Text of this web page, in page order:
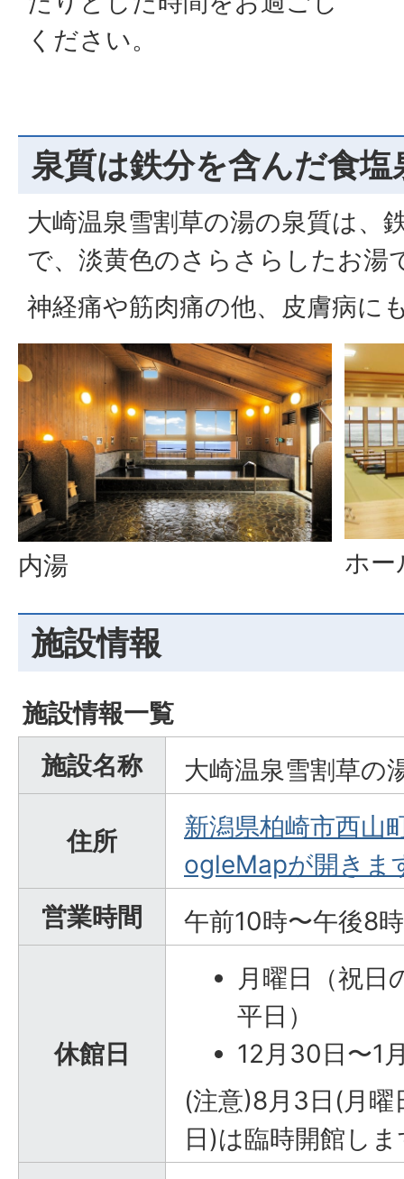
ください。
泉質は鉄分を含んだ食塩
大崎温泉雪割草の湯の泉質は、
で、淡黄色のさらさらしたお湯
神経痛や筋肉痛の他、皮膚病に
内湯 ホー
施設情報
施設情報一覧
施設名称
大崎温泉雪割草の
住所
新潟県柏崎市西山
ogleMapが開きま
営業時間
午前10時〜午後8時
休館日
月曜日（祝日
平日）
12月30日〜1
(注意)8月3日(月
日)は臨時開館し